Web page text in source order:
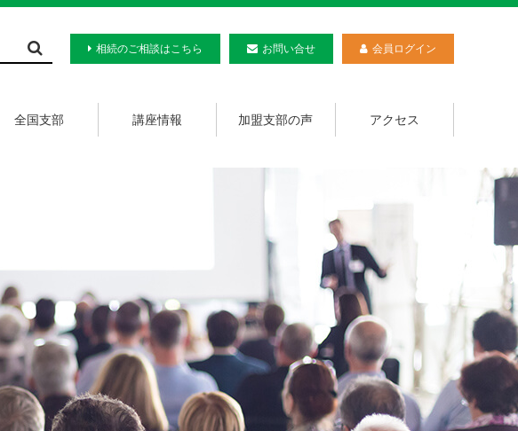
相続のご相談はこちら お問い合せ 会員ログイン
全国支部 講座情報 加盟支部の声 アクセス